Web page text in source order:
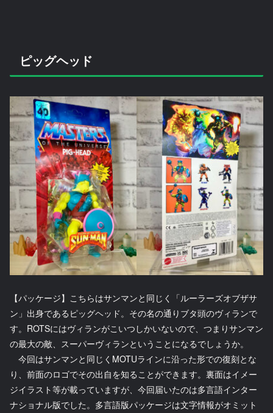
ピッグヘッド
【パッケージ】こちらはサンマンと同じく「ルーラーズオブザサ
ン」出身であるピッグヘッド。その名の通りブタ頭のヴィランで
す。ROTSにはヴィランがこいつしかいないので、つまりサンマン
の最大の敵、スーパーヴィランということになるでしょうか。
今回はサンマンと同じくMOTUラインに沿った形での復刻とな
り、前面のロゴでその出自を知ることができます。裏面はイメー
ジイラスト等が載っていますが、今回届いたのは多言語インター
ナショナル版でした。多言語版パッケージは文字情報がオミット